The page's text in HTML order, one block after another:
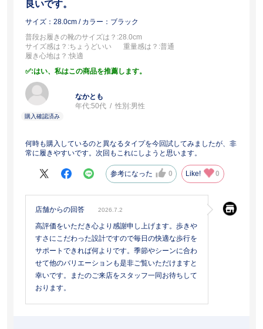
良いです。
サイズ：28.0cm / カラー：ブラック
普段お履きの靴のサイズは？ :28.0cm
サイズ感は？ :ちょうどいい 重量感は？ :普通
履き心地は？ :快適
:はい、私はこの商品を推薦します。
なかとも
年代:50代 性別:男性
何時も購入しているのと異なるタイプを今回試してみましたが、非
常に履きやすいです。次回もこれにしようと思います。
参考になった 0 Like! 0
店舗からの回答 2026.7.2
高評価をいただき心より感謝申し上げます。歩きや
すさにこだわった設計ですので毎日の快適な歩行を
サポートできれば何よりです。季節やシーンに合わ
せて他のバリエーションも是非ご覧いただけますと
幸いです。またのご来店をスタッフ一同お待ちして
おります。